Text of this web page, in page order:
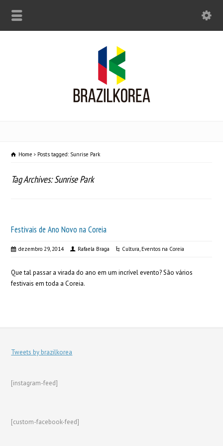
Home Posts tagged: Sunrise Park
Tag Archives: Sunrise Park
Festivais de Ano Novo na Coreia
dezembro 29, 2014 Rafaela Braga Cultura, Eventos na Coreia
Que tal passar a virada do ano em um incrível evento? São vários
festivais em toda a Coreia.
Tweets by brazilkorea
[instagram-feed]
[custom-facebook-feed]